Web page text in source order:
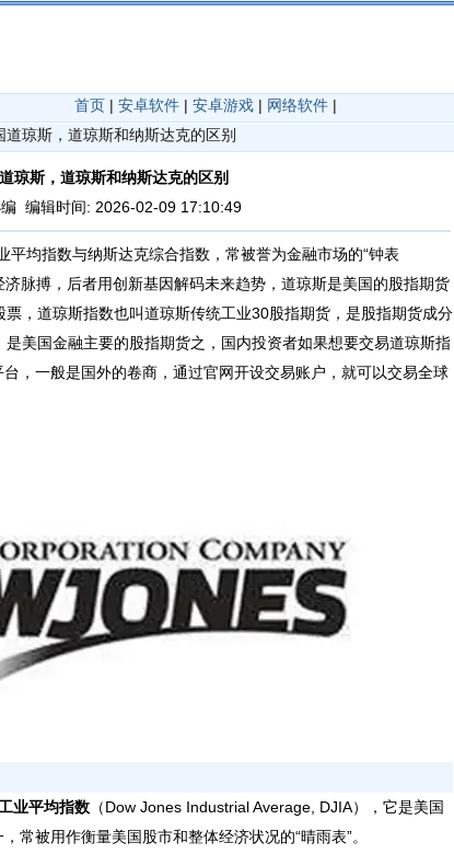
首页 | 安卓软件 | 安卓游戏 | 网络软件 |
道琼斯，道琼斯和纳斯达克的区别
琼斯，道琼斯和纳斯达克的区别
编辑时间: 2026-02-09 17:10:49
均指数与纳斯达克综合指数，常被誉为金融市场的“钟表
济脉搏，后者用创新基因解码未来趋势，道琼斯是美国的股指期货
，道琼斯指数也叫道琼斯传统工业30股指期货，是股指期货成分
美国金融主要的股指期货之，国内投资者如果想要交易道琼斯指
，一般是国外的卷商，通过官网开设交易账户，就可以交易全球
业平均指数 ‌（Dow Jones Industrial Average, DJIA），它是美国
常被用作衡量美国股市和整体经济状况的“晴雨表”。